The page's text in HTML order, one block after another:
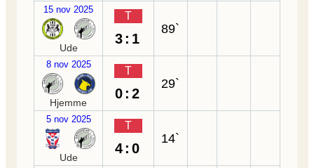
15 nov 2025
Ude
T
3:1
89`
8 nov 2025
Hjemme
T
0:2
29`
5 nov 2025
Ude
T
4:0
14`